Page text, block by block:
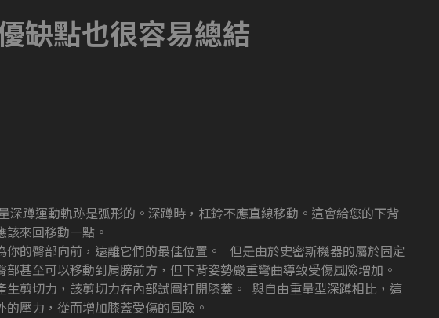
缺點也很容易總結
蹲運動軌跡是弧形的。深蹲時，杠鈴不應直線移動。這會給您的下背
來回移動一點。
的臀部向前，遠離它們的最佳位置。 但是由於史密斯機器的屬於固定
甚至可以移動到肩膀前方，但下背姿勢嚴重彎曲導致受傷風險增加。
剪切力，該剪切力在內部試圖打開膝蓋。 與自由重量型深蹲相比，這
壓力，從而增加膝蓋受傷的風險。